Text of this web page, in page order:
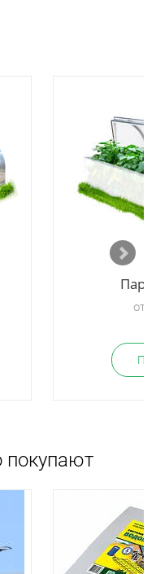
от
покупают